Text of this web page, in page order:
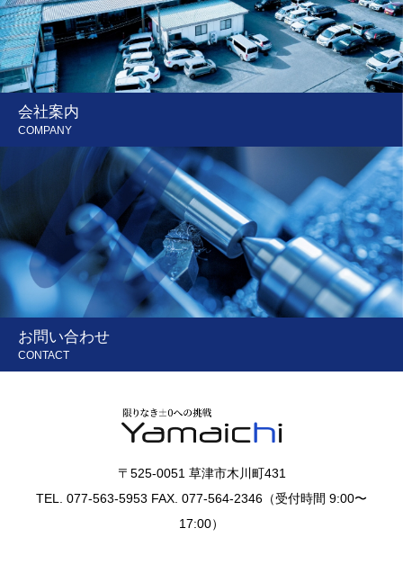
会社案内
COMPANY
お問い合わせ
CONTACT
〒525-0051 草津市木川町431
TEL. 077-563-5953 FAX. 077-564-2346（受付時間 9:00〜
17:00）